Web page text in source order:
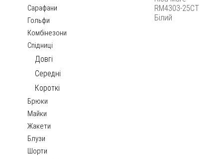
Сарафани
Гольфи
Комбінезони
Спідниці
Довгі
Середні
Короткі
Брюки
Майки
Жакети
Блузи
Шорти